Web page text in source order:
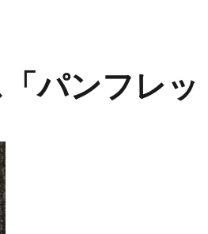
パンフレッ